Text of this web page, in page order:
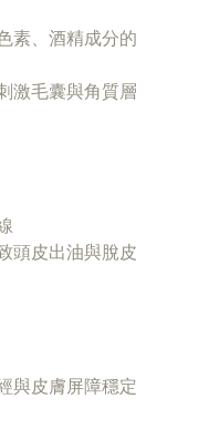
素、酒精成分的
激毛囊與角質層
頭皮出油與脫皮
與皮膚屏障穩定